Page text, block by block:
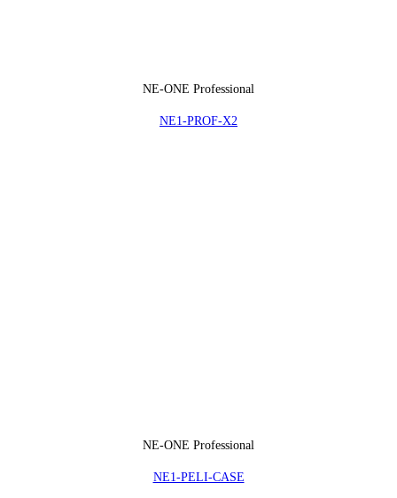
NE-ONE Professional
NE1-PROF-X2
NE-ONE Professional
NE1-PELI-CASE